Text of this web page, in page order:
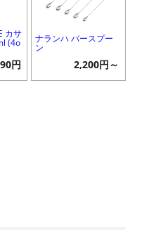
カサ
(4o
円
ナランハ バースプー
ン
2,200円～